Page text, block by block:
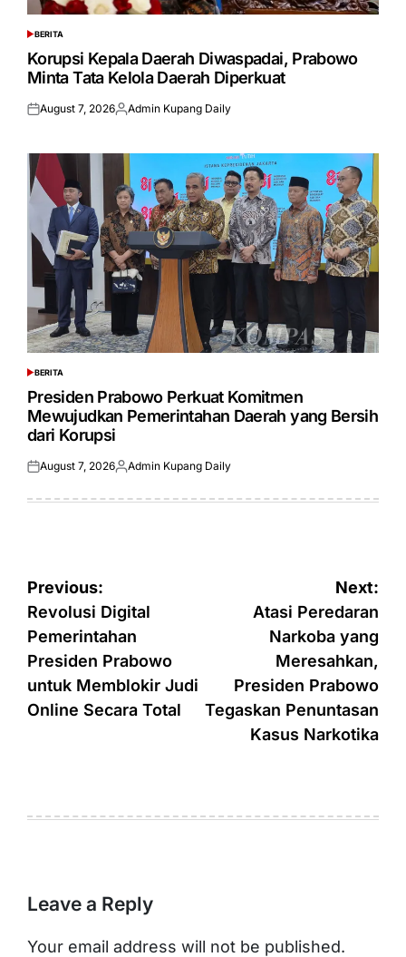
POSTED
IN
BERITA
Korupsi Kepala Daerah Diwaspadai, Prabowo
Minta Tata Kelola Daerah Diperkuat
Posted
August 7, 2026Posted
Admin Kupang Daily
POSTED
IN
BERITA
Presiden Prabowo Perkuat Komitmen
Mewujudkan Pemerintahan Daerah yang Bersih
dari Korupsi
Posted
August 7, 2026Posted
Admin Kupang Daily
Post
navigation
Previous:
Revolusi Digital
Pemerintahan
Presiden Prabowo
untuk Memblokir Judi
Online Secara Total
Next:
Atasi Peredaran
Narkoba yang
Meresahkan,
Presiden Prabowo
Tegaskan Penuntasan
Kasus Narkotika
Leave a Reply
Your email address will not be published.